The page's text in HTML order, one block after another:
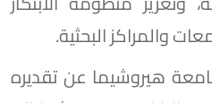
والمراكز البحثية.
هيروشيما عن تقديره